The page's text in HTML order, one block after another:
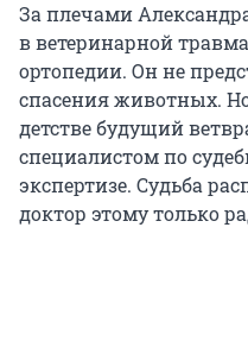
За плечами
в ветеринарной
ортопедии. Он не
спасения животных.
детстве будущий
специалистом по
экспертизе. Судьба
доктор этому только